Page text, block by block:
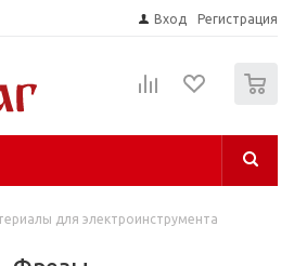
Вход Регистрация
для электроинструмента